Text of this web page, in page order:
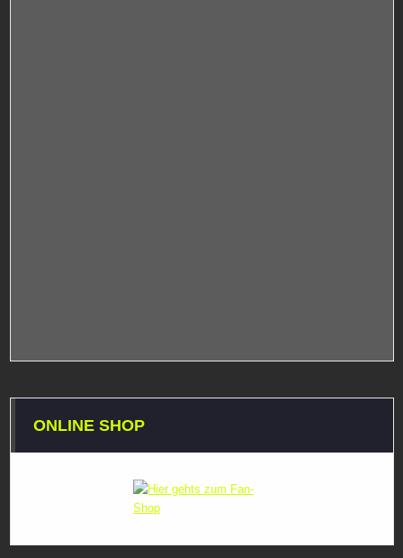
ONLINE SHOP